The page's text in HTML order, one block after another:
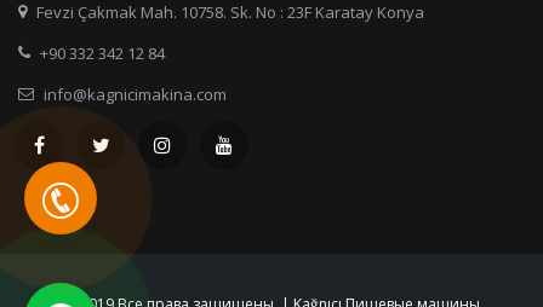
Fevzi Çakmak Mah. 10758. Sk. No : 23F Karatay Konya
+90 332 342 12 84
info@kagnicimakina.com